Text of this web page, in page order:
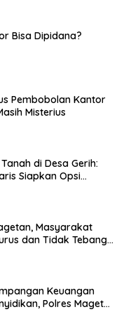
Bisa Dipidana?
Pembobolan Kantor
Misterius
di Desa Gerih:
Siapkan Opsi
Masyarakat
dan Tidak Tebang
Keuangan
Polres Magetan